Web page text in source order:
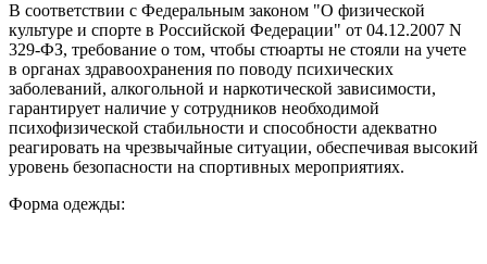
В соответствии с Федеральным законом "О физической
культуре и спорте в Российской Федерации" от 04.12.2007 N
329-ФЗ, требование о том, чтобы стюарты не стояли на учете
в органах здравоохранения по поводу психических
заболеваний, алкогольной и наркотической зависимости,
гарантирует наличие у сотрудников необходимой
психофизической стабильности и способности адекватно
реагировать на чрезвычайные ситуации, обеспечивая высокий
уровень безопасности на спортивных мероприятиях.
Форма одежды: